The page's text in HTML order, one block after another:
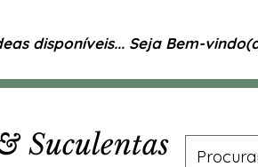
disponíveis... Seja Bem-
Suculentas